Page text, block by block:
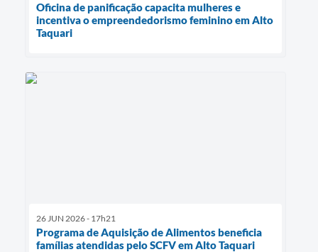
Oficina de panificação capacita mulheres e
incentiva o empreendedorismo feminino em Alto
Taquari
26 JUN 2026 - 17h21
Programa de Aquisição de Alimentos beneficia
famílias atendidas pelo SCFV em Alto Taquari